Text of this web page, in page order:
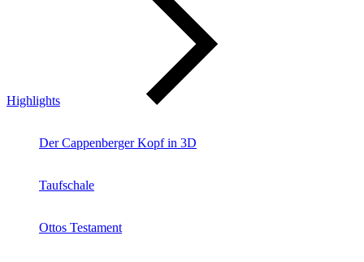
Highlights
Der Cappenberger Kopf in 3D
Taufschale
Ottos Testament